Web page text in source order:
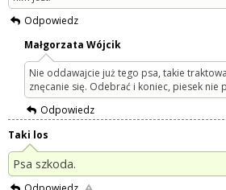
Odpowiedz
Małgorzata Wójcik
Nie oddawajcie już tego psa, takie
znęcanie się. Odebrać i koniec, piesek nie
Odpowiedz
Taki los
Psa szkoda.